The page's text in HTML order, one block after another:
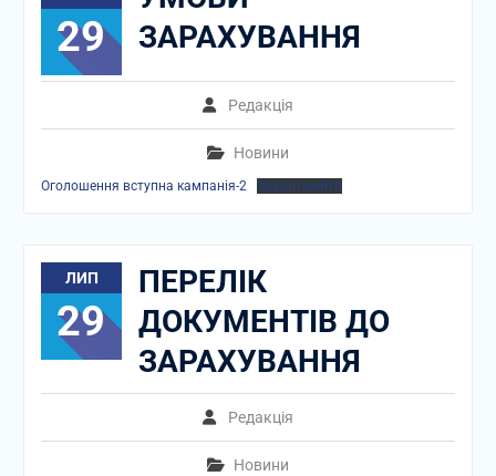
29
ЗАРАХУВАННЯ
Редакція
Новини
Оголошення вступна кампанія-2 Завантажити
ЛИП
29
ПЕРЕЛІК
ДОКУМЕНТІВ ДО
ЗАРАХУВАННЯ
Редакція
Новини